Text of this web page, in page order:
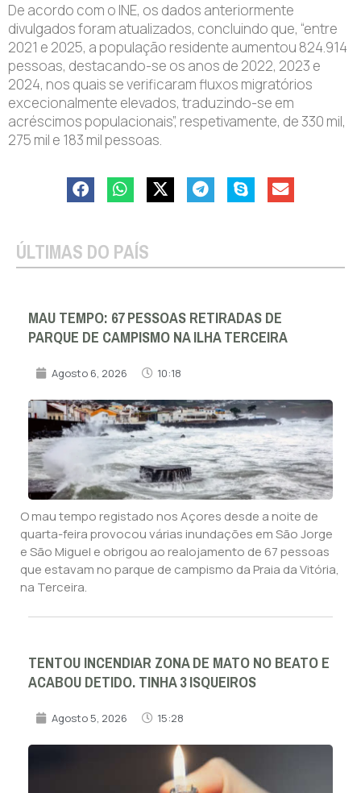
De acordo com o INE, os dados anteriormente
divulgados foram atualizados, concluindo que, “entre
2021 e 2025, a população residente aumentou 824.914
pessoas, destacando-se os anos de 2022, 2023 e
2024, nos quais se verificaram fluxos migratórios
excecionalmente elevados, traduzindo-se em
acréscimos populacionais”, respetivamente, de 330 mil,
275 mil e 183 mil pessoas.
ÚLTIMAS DO PAÍS
MAU TEMPO: 67 PESSOAS RETIRADAS DE
PARQUE DE CAMPISMO NA ILHA TERCEIRA
Agosto 6, 2026 10:18
O mau tempo registado nos Açores desde a noite de
quarta-feira provocou várias inundações em São Jorge
e São Miguel e obrigou ao realojamento de 67 pessoas
que estavam no parque de campismo da Praia da Vitória,
na Terceira.
TENTOU INCENDIAR ZONA DE MATO NO BEATO E
ACABOU DETIDO. TINHA 3 ISQUEIROS
Agosto 5, 2026 15:28